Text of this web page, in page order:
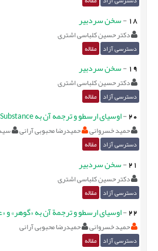
18
-سخن سردبیر
دکتر حسین کلباسی اشتری
دسترسی آزاد مقاله
19
-سخن سردبیر
دکتر حسین کلباسی اشتری
دسترسی آزاد مقاله
20
-اوسیای ارسطو و ترجمه آن به Substance
حمید خسروانی حمیدرضا محبوبی آرانی سید
دسترسی آزاد مقاله
21
-سخن سردبير
دکتر حسین کلباسی اشتری
دسترسی آزاد مقاله
22
-اوسیای ارسطو و ترجمة آن به «گوهر» و
حمید خسروانی حمیدرضا محبوبی آرانی
دسترسی آزاد مقاله